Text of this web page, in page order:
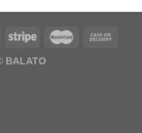
BALATO